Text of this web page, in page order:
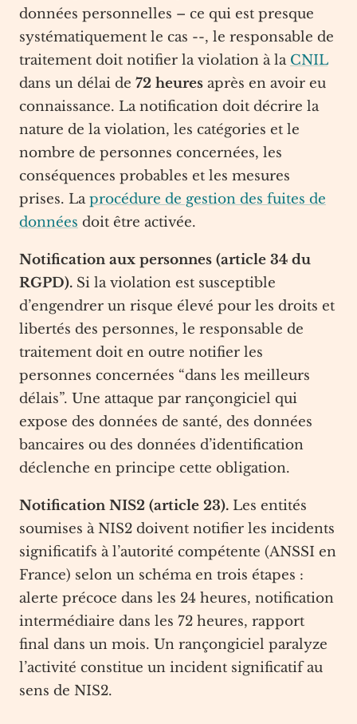
données personnelles – ce qui est presque
systématiquement le cas --, le responsable de
traitement doit notifier la violation à la CNIL
dans un délai de 72 heures après en avoir eu
connaissance. La notification doit décrire la
nature de la violation, les catégories et le
nombre de personnes concernées, les
conséquences probables et les mesures
prises. Laprocédure de gestion des fuites de
données doit être activée.
Notification aux personnes (article 34 du
RGPD). Si la violation est susceptible
d’engendrer un risque élevé pour les droits et
libertés des personnes, le responsable de
traitement doit en outre notifier les
personnes concernées “dans les meilleurs
délais”. Une attaque par rançongiciel qui
expose des données de santé, des données
bancaires ou des données d’identification
déclenche en principe cette obligation.
Notification NIS2 (article 23). Les entités
soumises à NIS2 doivent notifier les incidents
significatifs à l’autorité compétente (ANSSI en
France) selon un schéma en trois étapes :
alerte précoce dans les 24 heures, notification
intermédiaire dans les 72 heures, rapport
final dans un mois. Un rançongiciel paralyze
l’activité constitue un incident significatif au
sens de NIS2.